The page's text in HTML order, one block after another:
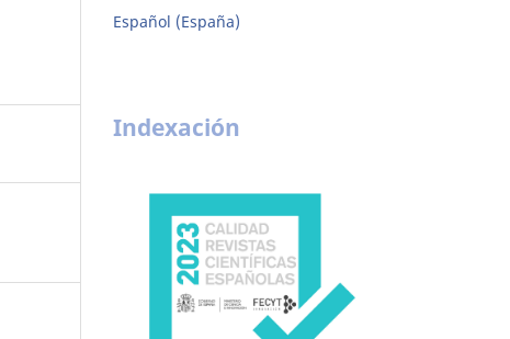
Español (España)
Indexación